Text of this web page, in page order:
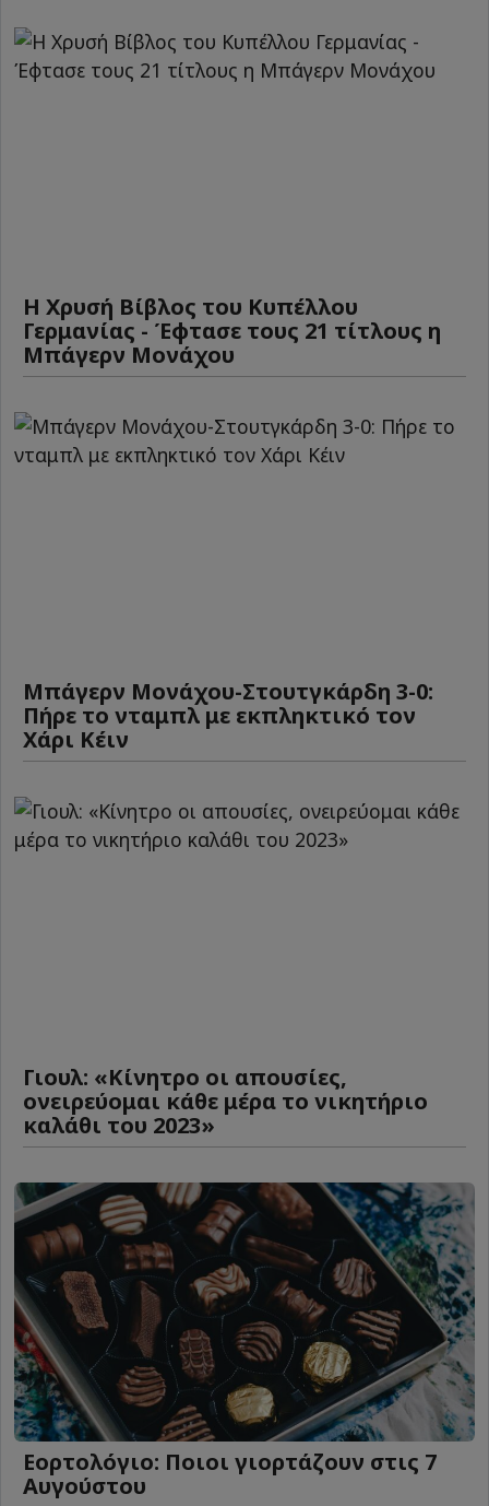
Η Χρυσή Βίβλος του Κυπέλλου
Γερμανίας - Έφτασε τους 21 τίτλους η
Μπάγερν Μονάχου
Μπάγερν Μονάχου-Στουτγκάρδη 3-0:
Πήρε το νταμπλ με εκπληκτικό τον
Χάρι Κέιν
Γιουλ: «Κίνητρο οι απουσίες,
ονειρεύομαι κάθε μέρα το νικητήριο
καλάθι του 2023»
Εορτολόγιο: Ποιοι γιορτάζουν στις 7
Αυγούστου